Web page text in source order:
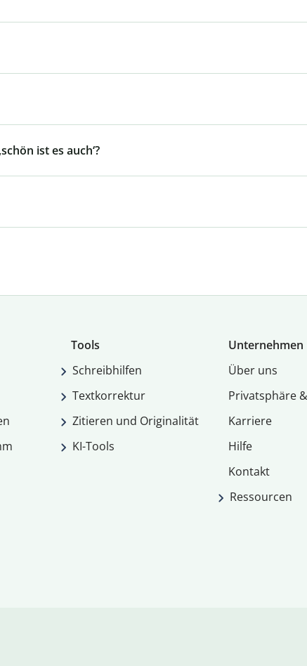
ist es auch‘?
Tools
Schreibhilfen
Textkorrektur
Zitieren und Originalität
KI-Tools
Unternehmen
Über uns
Privatsphäre
Karriere
Hilfe
Kontakt
Ressourcen